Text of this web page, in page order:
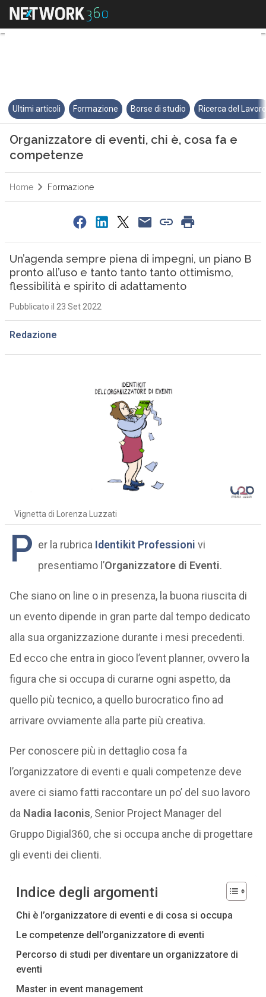
Organizzatore di eventi, chi è,
Ultimi articoli Formazione Borse di studio Ricerca del
Organizzatore di eventi, chi è, cosa fa e
competenze
Home Formazione
Un’agenda sempre piena di impegni, un piano B
pronto all’uso e tanto tanto tanto ottimismo,
flessibilità e spirito di adattamento
Pubblicato il 23 Set 2022
Redazione
Vignetta di Lorenza Luzzati
P er la rubrica Identikit Professioni vi
presentiamo l’Organizzatore di Eventi.
Che siano on line o in presenza, la buona riuscita di
un evento dipende in gran parte dal tempo dedicato
alla sua organizzazione durante i mesi precedenti.
Ed ecco che entra in gioco l’event planner, ovvero la
figura che si occupa di curarne ogni aspetto, da
quello più tecnico, a quello burocratico fino ad
arrivare ovviamente alla parte più creativa.
Per conoscere più in dettaglio cosa fa
l’organizzatore di eventi e quali competenze deve
avere ci siamo fatti raccontare un po’ del suo lavoro
da Nadia Iaconis, Senior Project Manager del
Gruppo Digial360, che si occupa anche di progettare
gli eventi dei clienti.
Indice degli argomenti
Chi è l’organizzatore di eventi e di cosa si occupa
Le competenze dell’organizzatore di eventi
Percorso di studi per diventare un organizzatore di
eventi
Master in event management